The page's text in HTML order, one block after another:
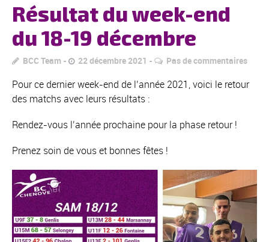
Résultat du week-end
du 18-19 décembre
BCC Team 22 décembre 2021 Pas de commentaires
Pour ce dernier week-end de l’année 2021, voici le retour
des matchs avec leurs résultats :
Rendez-vous l’année prochaine pour la phase retour !
Prenez soin de vous et bonnes fêtes !